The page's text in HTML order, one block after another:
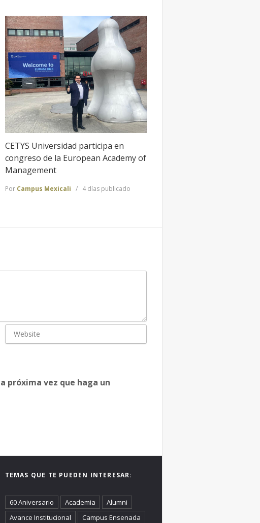
CETYS Universidad participa en
congreso de la European Academy of
Management
Por Campus Mexicali 4 días publicado
próxima vez que haga un
TEMAS QUE TE PUEDEN INTERESAR:
60 Aniversario Academia
Alumni
Avance Institucional
Campus Ensenada